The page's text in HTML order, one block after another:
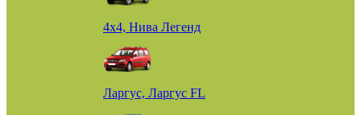
4х4, Нива Легенд
Ларгус, Ларгус FL